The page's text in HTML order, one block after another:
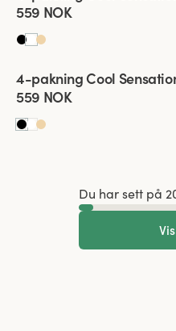
559 NOK
Viewing image 1 of 2
4-pakning Cool
559 NOK
Du har sett på